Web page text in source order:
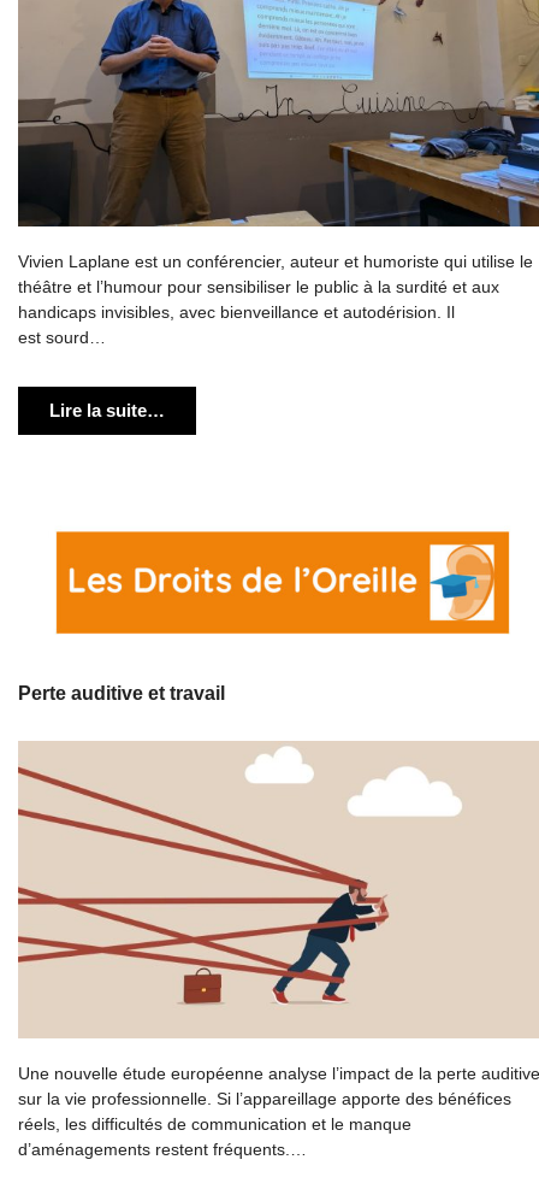
Vivien Laplane est un conférencier, auteur et humoriste qui utilise le
théâtre et l’humour pour sensibiliser le public à la surdité et aux
handicaps invisibles, avec bienveillance et autodérision. Il
est sourd…
Lire la suite…
Perte auditive et travail
Une nouvelle étude européenne analyse l’impact de la perte auditive
sur la vie professionnelle. Si l’appareillage apporte des bénéfices
réels, les difficultés de communication et le manque
d’aménagements restent fréquents.…